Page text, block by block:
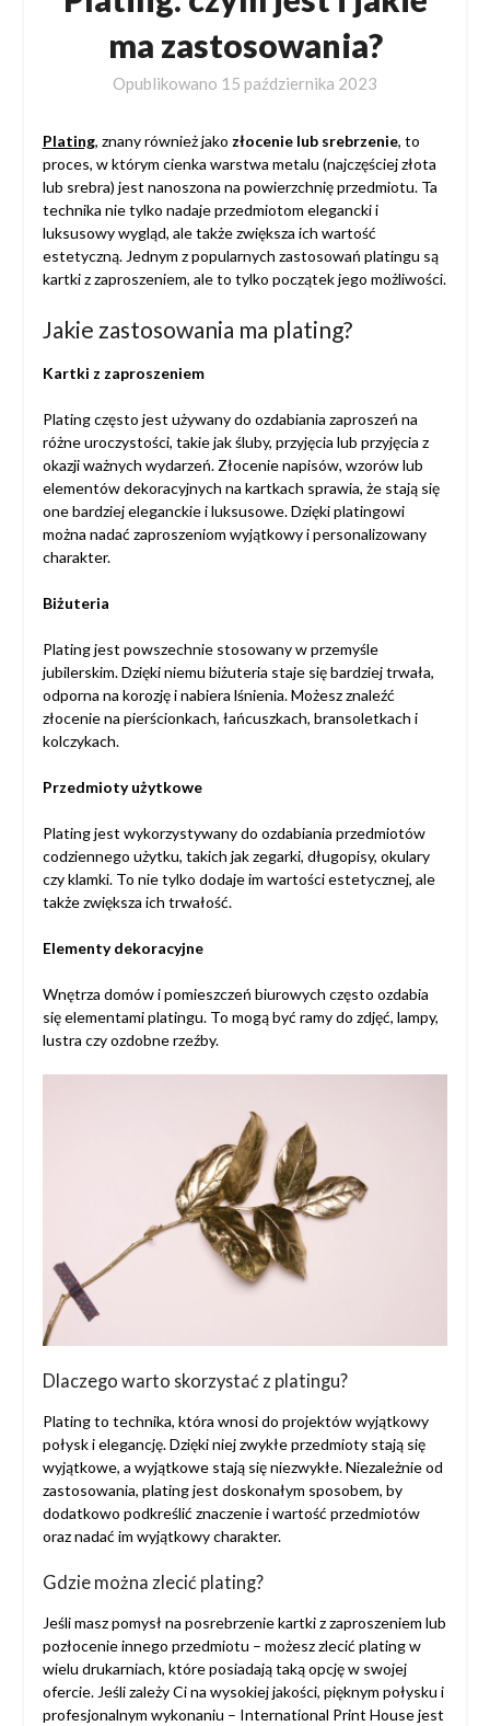
ma zastosowania?
Opublikowano 15 października 2023
Plating, znany również jako złocenie lub srebrzenie, to
proces, w którym cienka warstwa metalu (najczęściej złota
lub srebra) jest nanoszona na powierzchnię przedmiotu. Ta
technika nie tylko nadaje przedmiotom elegancki i
luksusowy wygląd, ale także zwiększa ich wartość
estetyczną. Jednym z popularnych zastosowań platingu są
kartki z zaproszeniem, ale to tylko początek jego możliwości.
Jakie zastosowania ma plating?
Kartki z zaproszeniem
Plating często jest używany do ozdabiania zaproszeń na
różne uroczystości, takie jak śluby, przyjęcia lub przyjęcia z
okazji ważnych wydarzeń. Złocenie napisów, wzorów lub
elementów dekoracyjnych na kartkach sprawia, że stają się
one bardziej eleganckie i luksusowe. Dzięki platingowi
można nadać zaproszeniom wyjątkowy i personalizowany
charakter.
Biżuteria
Plating jest powszechnie stosowany w przemyśle
jubilerskim. Dzięki niemu biżuteria staje się bardziej trwała,
odporna na korozję i nabiera lśnienia. Możesz znaleźć
złocenie na pierścionkach, łańcuszkach, bransoletkach i
kolczykach.
Przedmioty użytkowe
Plating jest wykorzystywany do ozdabiania przedmiotów
codziennego użytku, takich jak zegarki, długopisy, okulary
czy klamki. To nie tylko dodaje im wartości estetycznej, ale
także zwiększa ich trwałość.
Elementy dekoracyjne
Wnętrza domów i pomieszczeń biurowych często ozdabia
się elementami platingu. To mogą być ramy do zdjęć, lampy,
lustra czy ozdobne rzeźby.
Dlaczego warto skorzystać z platingu?
Plating to technika, która wnosi do projektów wyjątkowy
połysk i elegancję. Dzięki niej zwykłe przedmioty stają się
wyjątkowe, a wyjątkowe stają się niezwykłe. Niezależnie od
zastosowania, plating jest doskonałym sposobem, by
dodatkowo podkreślić znaczenie i wartość przedmiotów
oraz nadać im wyjątkowy charakter.
Gdzie można zlecić plating?
Jeśli masz pomysł na posrebrzenie kartki z zaproszeniem lub
pozłocenie innego przedmiotu – możesz zlecić plating w
wielu drukarniach, które posiadają taką opcję w swojej
ofercie. Jeśli zależy Ci na wysokiej jakości, pięknym połysku i
profesjonalnym wykonaniu – International Print House jest